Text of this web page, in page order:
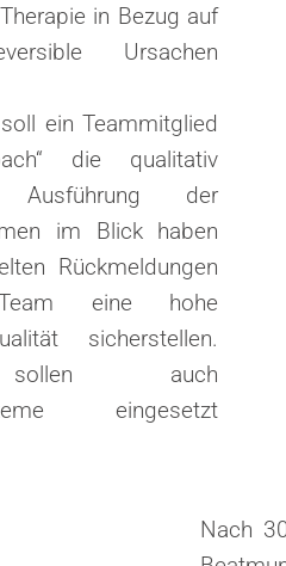
in Bezug auf
Ursachen
ein Teammitglied
die qualitativ
Ausführung der
im Blick haben
Rückmeldungen
eine hohe
sicherstellen.
auch
eingesetzt
Nach